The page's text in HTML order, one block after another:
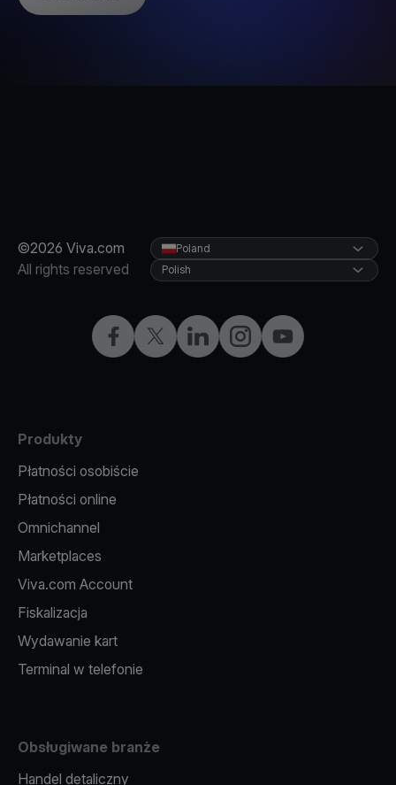
©2026 Viva.com
All rights reserved
Facebook
X LinkedInInstagramYouTube
Poland
Polish
Produkty
Płatności osobiście
Płatności online
Omnichannel
Marketplaces
Viva.com Account
Fiskalizacja
Wydawanie kart
Terminal w telefonie
Obsługiwane branże
Handel detaliczny